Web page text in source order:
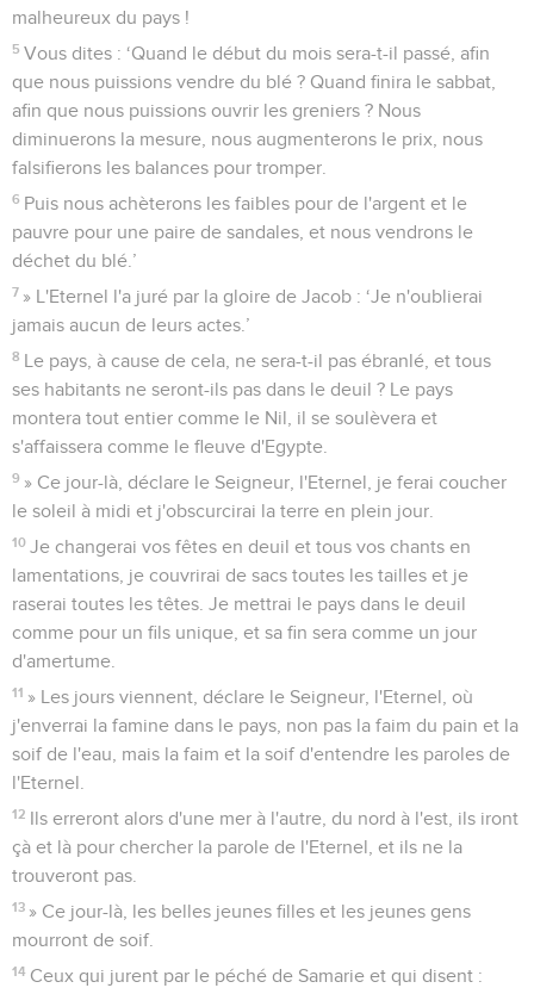
malheureux du pays !
5 Vous dites : ‘Quand le début du mois sera-t-il passé, afin
que nous puissions vendre du blé ? Quand finira le sabbat,
afin que nous puissions ouvrir les greniers ? Nous
diminuerons la mesure, nous augmenterons le prix, nous
falsifierons les balances pour tromper.
6 Puis nous achèterons les faibles pour de l'argent et le
pauvre pour une paire de sandales, et nous vendrons le
déchet du blé.’
7 » L'Eternel l'a juré par la gloire de Jacob : ‘Je n'oublierai
jamais aucun de leurs actes.’
8 Le pays, à cause de cela, ne sera-t-il pas ébranlé, et tous
ses habitants ne seront-ils pas dans le deuil ? Le pays
montera tout entier comme le Nil, il se soulèvera et
s'affaissera comme le fleuve d'Egypte.
9 » Ce jour-là, déclare le Seigneur, l'Eternel, je ferai coucher
le soleil à midi et j'obscurcirai la terre en plein jour.
10 Je changerai vos fêtes en deuil et tous vos chants en
lamentations, je couvrirai de sacs toutes les tailles et je
raserai toutes les têtes. Je mettrai le pays dans le deuil
comme pour un fils unique, et sa fin sera comme un jour
d'amertume.
11 » Les jours viennent, déclare le Seigneur, l'Eternel, où
j'enverrai la famine dans le pays, non pas la faim du pain et la
soif de l'eau, mais la faim et la soif d'entendre les paroles de
l'Eternel.
12 Ils erreront alors d'une mer à l'autre, du nord à l'est, ils iront
çà et là pour chercher la parole de l'Eternel, et ils ne la
trouveront pas.
13 » Ce jour-là, les belles jeunes filles et les jeunes gens
mourront de soif.
14 Ceux qui jurent par le péché de Samarie et qui disent :